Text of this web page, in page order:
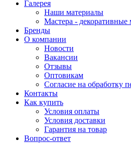
Галерея
Наши материалы
Мастера - декоративные
Бренды
О компании
Новости
Вакансии
Отзывы
Оптовикам
Cогласие на обработку
Контакты
Как купить
Условия оплаты
Условия доставки
Гарантия на товар
Вопрос-ответ